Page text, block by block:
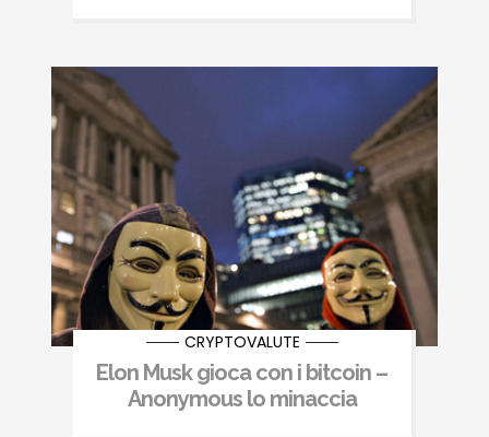
CRYPTOVALUTE
Elon Musk gioca con i bitcoin –
Anonymous lo minaccia